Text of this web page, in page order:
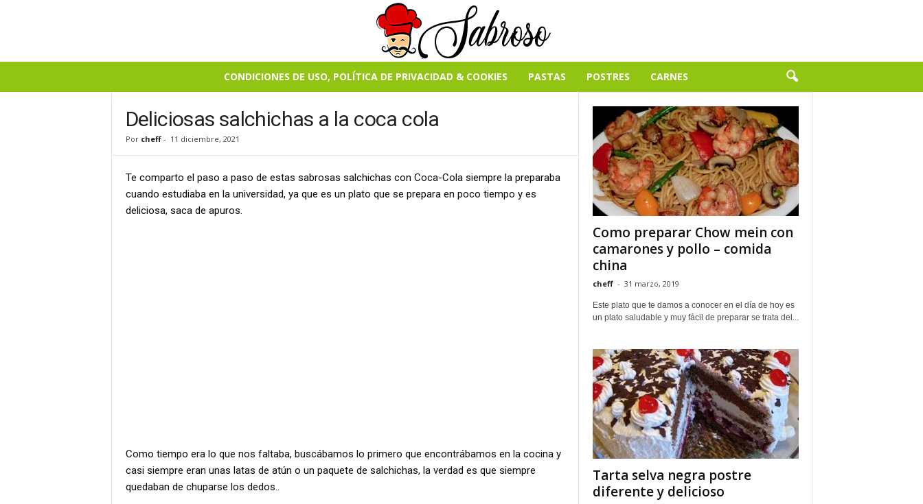
CONDICIONES DE USO, POLÍTICA DE PRIVACIDAD & COOKIES PASTAS POSTRES CARNES
Deliciosas salchichas a la coca cola
Por cheff- 11 diciembre, 2021
Te comparto el paso a paso de estas sabrosas salchichas con Coca-Cola siempre la preparaba
cuando estudiaba en la universidad, ya que es un plato que se prepara en poco tiempo y es
deliciosa, saca de apuros.
Como tiempo era lo que nos faltaba, buscábamos lo primero que encontrábamos en la cocina y
casi siempre eran unas latas de atún o un paquete de salchichas, la verdad es que siempre
quedaban de chuparse los dedos..
Como preparar Chow mein con
camarones y pollo – comida
china
cheff - 31 marzo, 2019
Este plato que te damos a conocer en el día de hoy es
un plato saludable y muy fácil de preparar se trata del...
Tarta selva negra postre
diferente y delicioso